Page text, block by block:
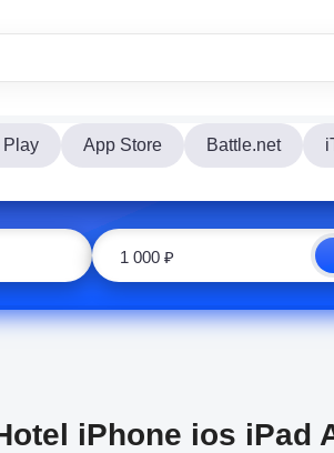
Play App Store Battle.net
iPhone ios